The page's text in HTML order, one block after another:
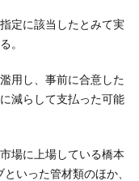
定に該当したとみて実
。
用し、事前に合意した
減らして支払った可能
場に上場している橋本
いった管材類のほか、